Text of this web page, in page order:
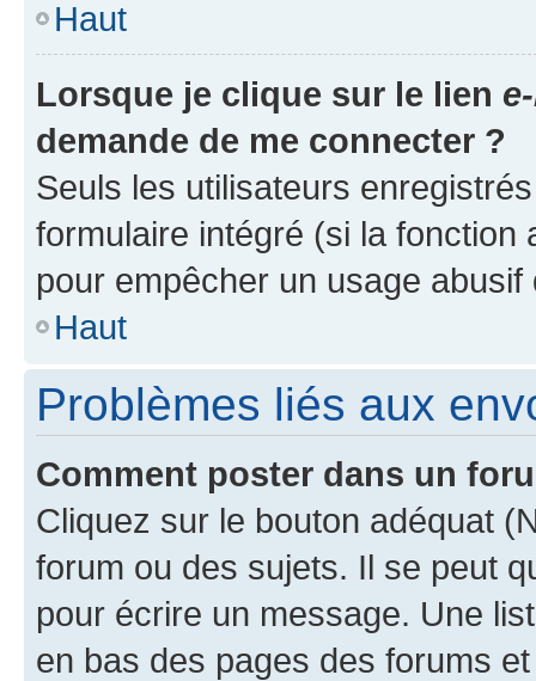
Haut
Lorsque je clique sur le lien
demande de me connecter ?
Seuls les utilisateurs
formulaire intégré (si la fonction
pour empêcher un usage
Haut
Problèmes liés aux
Comment poster dans un
Cliquez sur le bouton adéquat
forum ou des sujets. Il se peut
pour écrire un message. Une
en bas des pages des forums